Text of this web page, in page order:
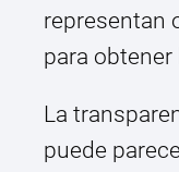
representan
para
La
puede